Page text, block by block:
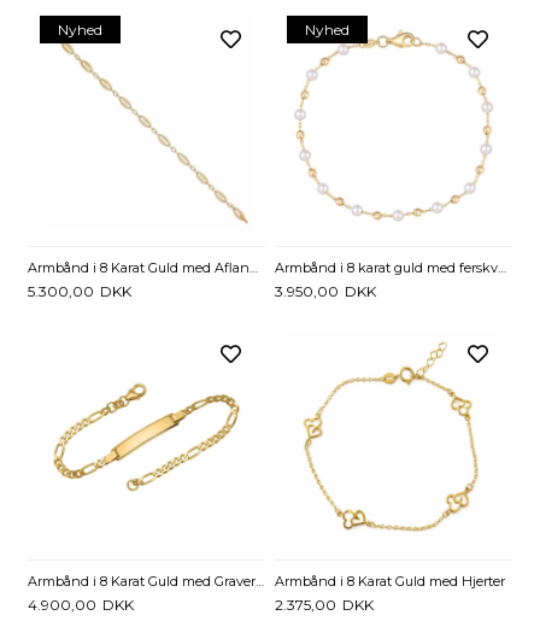
Nyhed
5.300,00 DKK
Nyhed
3.950,00 DKK
Armbånd i 8 Karat Guld med Graverbar ID-Plade
4.900,00 DKK
Armbånd i 8 Karat Guld med Hjerter
2.375,00 DKK